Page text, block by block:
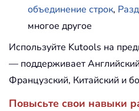
объединение строк,
многое другое
Используйте Kutools на
— поддерживает
Французский, Китайский и
Повысьте свои навыки